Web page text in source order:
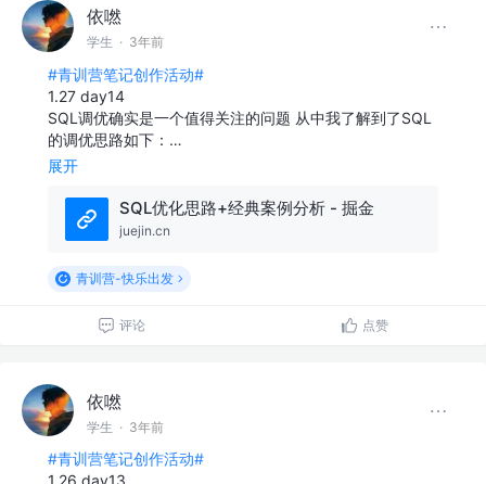
依嘫
学生 · 3年前
#青训营笔记创作活动#
1.27 day14
SQL调优确实是一个值得关注的问题 从中我了解到了SQL
的调优思路如下：…
展开
SQL优化思路+经典案例分析 - 掘金
juejin.cn
青训营-快乐出发
评论 点赞
依嘫
学生 · 3年前
#青训营笔记创作活动#